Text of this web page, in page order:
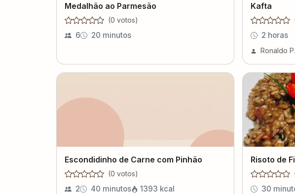
Medalhão ao Parmesão
(0 votos)
6 20 minutos
Kafta
2 horas
Ronaldo
Escondidinho de Carne com Pinhão
(0 votos)
2 40 minutos 1393 kcal
Risoto de
30